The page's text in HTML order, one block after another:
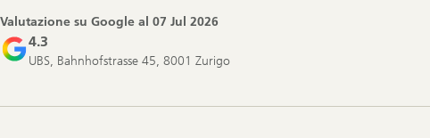
Valutazione su Google al 07 Jul 2026
4.3
UBS, Bahnhofstrasse 45, 8001 Zurigo